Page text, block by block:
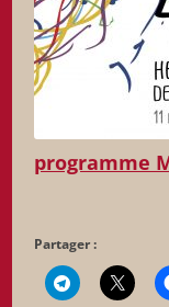
programme
Partager :